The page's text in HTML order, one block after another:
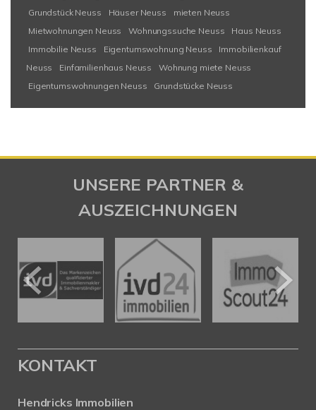
Grundstück Neuss
Häuser Neuss
mieten Neuss
Mietwohnungen Neuss
Wohnungssuche Neuss
Haus Neuss
Immobilie Neuss
Eigentumswohnung Neuss
Immobilienkauf
Neuss
Einfamilienhaus Neuss
Wohnung miete Neuss
Eigentumswohnungen Neuss
Grundstücke Neuss
UNSERE PARTNER &
AUSZEICHNUNGEN
KONTAKT
Hendricks Immobilien